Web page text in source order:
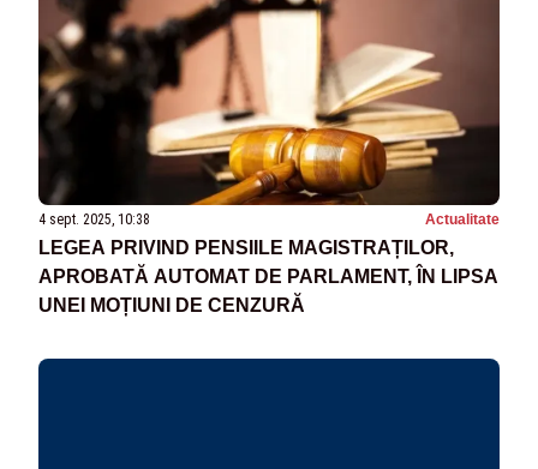
4 sept. 2025, 10:38 Actualitate
LEGEA PRIVIND PENSIILE MAGISTRAȚILOR,
APROBATĂ AUTOMAT DE PARLAMENT, ÎN LIPSA
UNEI MOȚIUNI DE CENZURĂ